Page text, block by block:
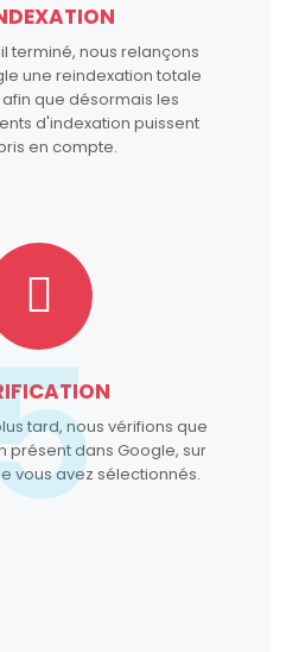
terminé, nous relançons
une reindexation totale
que désormais les
d'indexation puissent
en compte.
tard, nous vérifions que
présent dans Google, sur
vous avez sélectionnés.